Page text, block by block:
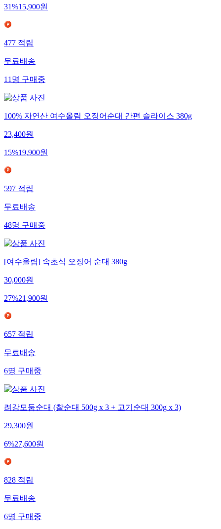
31%15,900원
477적립
무료배송
11명구매중
100% 자연산 여수올림 오징어순대 간편 슬라이스 380g
23,400원
15%19,900원
597적립
무료배송
48명구매중
[여수올림] 속초식 오징어 순대 380g
30,000원
27%21,900원
657적립
무료배송
6명구매중
려강모둠순대 (찰순대 500g x 3 + 고기순대 300g x 3)
29,300원
6%27,600원
828적립
무료배송
6명구매중